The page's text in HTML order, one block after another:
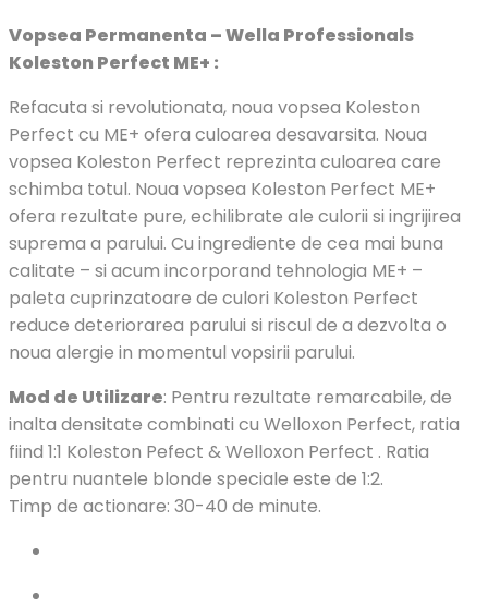
Vopsea Permanenta – Wella Professionals
Koleston Perfect ME+ :
Refacuta si revolutionata, noua vopsea Koleston
Perfect cu ME+ ofera culoarea desavarsita. Noua
vopsea Koleston Perfect reprezinta culoarea care
schimba totul. Noua vopsea Koleston Perfect ME+
ofera rezultate pure, echilibrate ale culorii si ingrijirea
suprema a parului. Cu ingrediente de cea mai buna
calitate – si acum incorporand tehnologia ME+ –
paleta cuprinzatoare de culori Koleston Perfect
reduce deteriorarea parului si riscul de a dezvolta o
noua alergie in momentul vopsirii parului.
Mod de Utilizare: Pentru rezultate remarcabile, de
inalta densitate combinati cu Welloxon Perfect, ratia
fiind 1:1 Koleston Pefect & Welloxon Perfect . Ratia
pentru nuantele blonde speciale este de 1:2.
Timp de actionare: 30-40 de minute.